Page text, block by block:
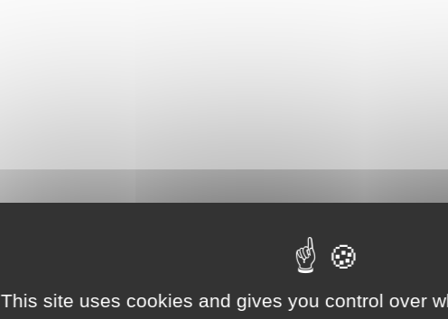
This site uses cookies and gives you control over